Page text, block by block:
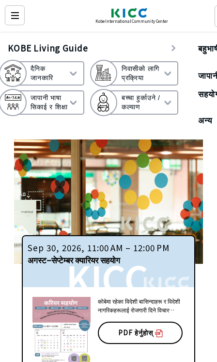
Kobe International Community Center
KOBE Living Guide
दैनिक
जानकारि
निवासीको लागि
प्रक्रिया
जापानी भाषा
सिकाई र शिक्षा
बच्चा हुर्काउने /
कल्याण
अन्य
Sep 30, 2026, 11:00 AM – 12:00 PM
अगस्ट–सेप्टेम्बर क्यारियर सहयोग
कोबेमा रहेका विदेशी बासिन्दाहरू र विदेशी
नागरिकहरूलाई रोजगारी दिने विचार
दाइगाकु (जापान अर्थशास्त्र
विश्वविद्यालय) का प्राध्यापकहरूसँग
व्यवसाय सुरु गर्ने, थप शिक्षा, जागिर खोज्ने
PDF हेर्नुहोस्